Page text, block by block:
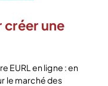
créer une
EURL en ligne : en
le marché des